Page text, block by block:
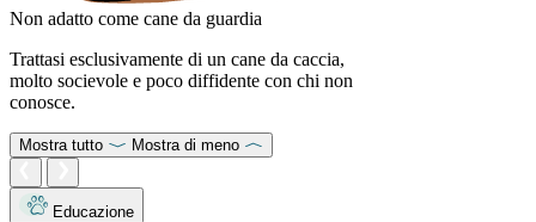
Non adatto come cane da guardia
Trattasi esclusivamente di un cane da caccia,
molto socievole e poco diffidente con chi non
conosce.
Mostra tutto Mostra di meno
Educazione